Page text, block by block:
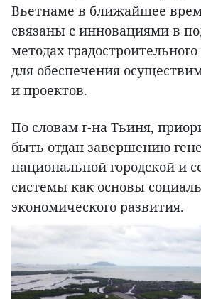
Вьетнаме в ближайшее
связаны с инновациями в
методах
для обеспечения
и проектов.
По словам г-на Тьиня,
быть отдан завершению
национальной городской и
системы как основы
экономического развития.